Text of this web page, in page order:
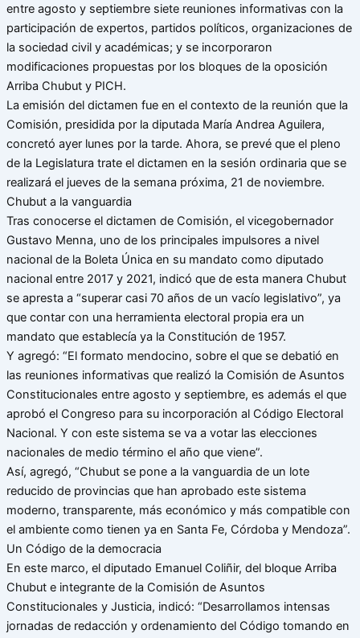
entre agosto y septiembre siete reuniones informativas con la
participación de expertos, partidos políticos, organizaciones de
la sociedad civil y académicas; y se incorporaron
modificaciones propuestas por los bloques de la oposición
Arriba Chubut y PICH.
La emisión del dictamen fue en el contexto de la reunión que la
Comisión, presidida por la diputada María Andrea Aguilera,
concretó ayer lunes por la tarde. Ahora, se prevé que el pleno
de la Legislatura trate el dictamen en la sesión ordinaria que se
realizará el jueves de la semana próxima, 21 de noviembre.
Chubut a la vanguardia
Tras conocerse el dictamen de Comisión, el vicegobernador
Gustavo Menna, uno de los principales impulsores a nivel
nacional de la Boleta Única en su mandato como diputado
nacional entre 2017 y 2021, indicó que de esta manera Chubut
se apresta a “superar casi 70 años de un vacío legislativo”, ya
que contar con una herramienta electoral propia era un
mandato que establecía ya la Constitución de 1957.
Y agregó: “El formato mendocino, sobre el que se debatió en
las reuniones informativas que realizó la Comisión de Asuntos
Constitucionales entre agosto y septiembre, es además el que
aprobó el Congreso para su incorporación al Código Electoral
Nacional. Y con este sistema se va a votar las elecciones
nacionales de medio término el año que viene”.
Así, agregó, “Chubut se pone a la vanguardia de un lote
reducido de provincias que han aprobado este sistema
moderno, transparente, más económico y más compatible con
el ambiente como tienen ya en Santa Fe, Córdoba y Mendoza”.
Un Código de la democracia
En este marco, el diputado Emanuel Coliñir, del bloque Arriba
Chubut e integrante de la Comisión de Asuntos
Constitucionales y Justicia, indicó: “Desarrollamos intensas
jornadas de redacción y ordenamiento del Código tomando en